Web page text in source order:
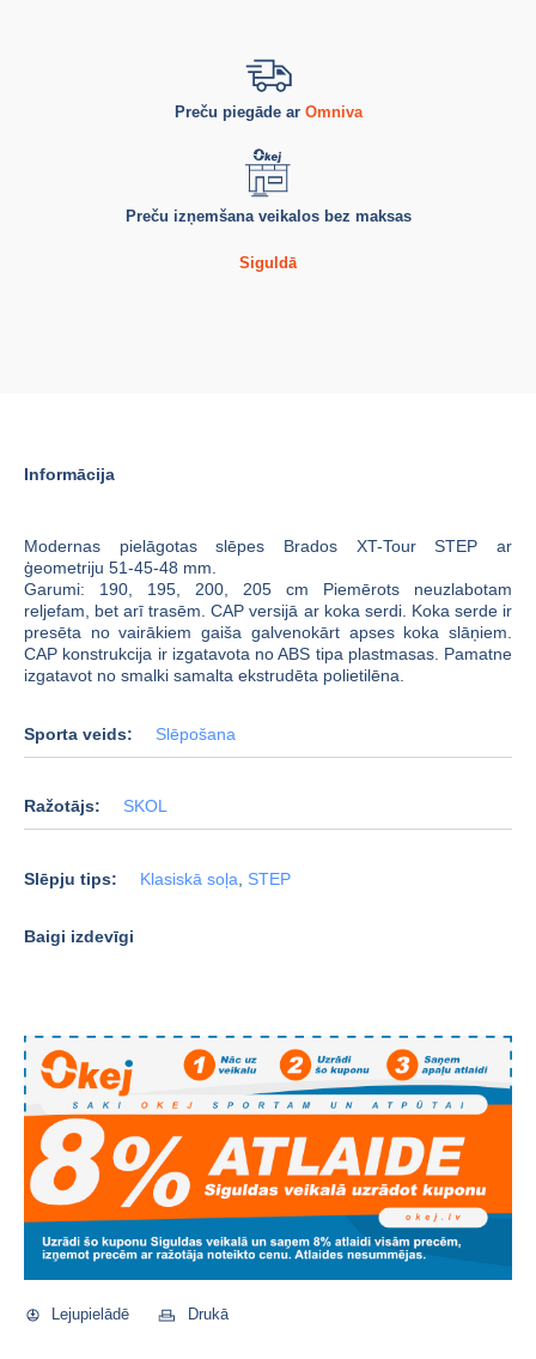
Preču piegāde ar Omniva
Preču izņemšana veikalos bez maksas
Siguldā
Informācija
Modernas pielāgotas slēpes Brados XT-Tour STEP ar
ģeometriju 51-45-48 mm.
Garumi: 190, 195, 200, 205 cm
Piemērots neuzlabotam
reljefam, bet arī trasēm. CAP versijā ar koka serdi. Koka serde ir
presēta no vairākiem gaiša galvenokārt apses koka slāņiem.
CAP konstrukcija ir izgatavota no ABS tipa plastmasas. Pamatne
izgatavot no smalki samalta ekstrudēta polietilēna.
Sporta veids: Slēpošana
Ražotājs: SKOL
Slēpju tips: Klasiskā soļa STEP
Baigi izdevīgi
Lejupielādē Drukā